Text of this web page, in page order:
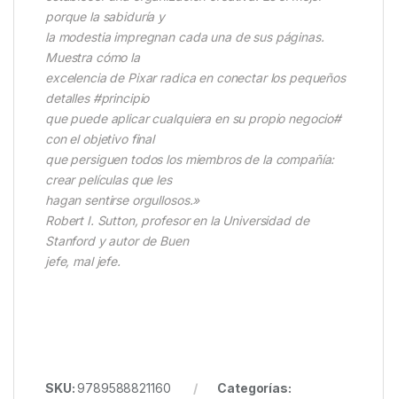
porque la sabiduría y
la modestia impregnan cada una de sus páginas.
Muestra cómo la
excelencia de Pixar radica en conectar los pequeños
detalles #principio
que puede aplicar cualquiera en su propio negocio#
con el objetivo final
que persiguen todos los miembros de la compañía:
crear películas que les
hagan sentirse orgullosos.»
Robert I. Sutton, profesor en la Universidad de
Stanford y autor de Buen
jefe, mal jefe.
SKU:9789588821160
Categorías: